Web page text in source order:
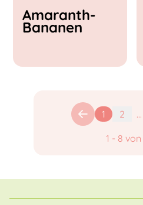
Amaranth-
Bananen
1 2 ...
1 - 8 von